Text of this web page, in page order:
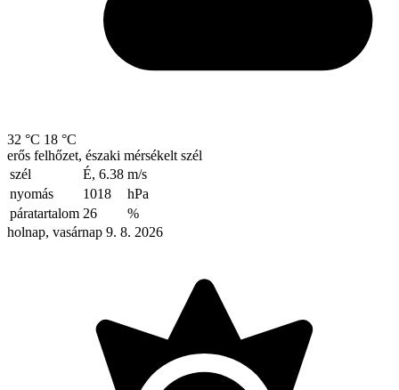
32 °C 18 °C
erős felhőzet, északi mérsékelt szél
szél
É, 6.38 m/s
nyomás
1018
hPa
páratartalom 26
%
holnap, vasárnap 9. 8. 2026